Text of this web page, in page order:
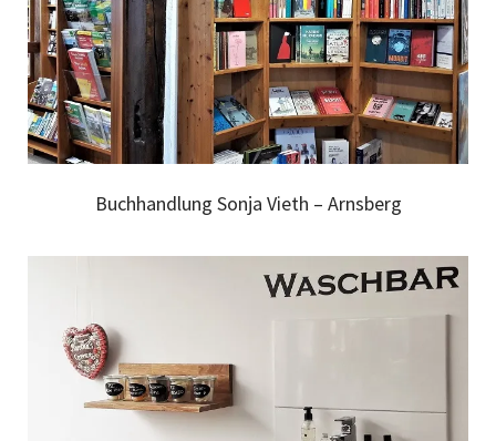
Buchhandlung Sonja Vieth – Arnsberg